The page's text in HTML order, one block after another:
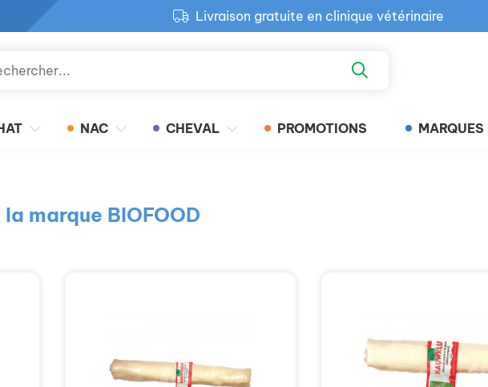
Livraison gratuite en clinique vétérinaire
Retour produit gratuit en clinique
NAC CHEVAL PROMOTIONS MARQUES
marque BIOFOOD